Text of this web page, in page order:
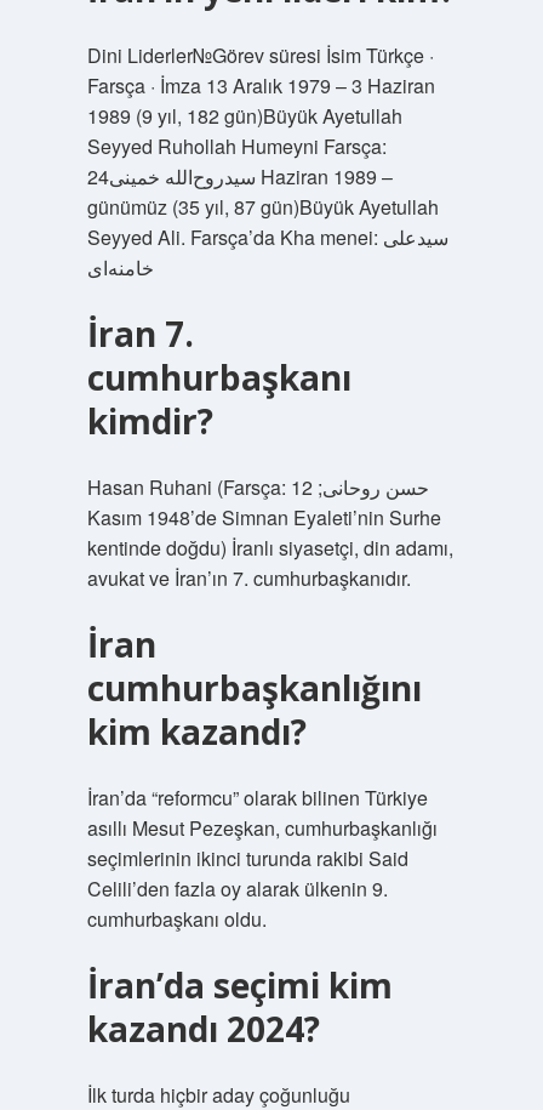
Dini Liderler№Görev süresi İsim Türkçe ·
Farsça · İmza 13 Aralık 1979 – 3 Haziran
1989 (9 yıl, 182 gün)Büyük Ayetullah
Seyyed Ruhollah Humeyni Farsça:
سیدروح‌الله خمینی24 Haziran 1989 –
günümüz (35 yıl, 87 gün)Büyük Ayetullah
Seyyed Ali. Farsça’da Kha menei: سیدعلی
خامنه‌ای
İran 7.
cumhurbaşkanı
kimdir?
Hasan Ruhani (Farsça: حسن روحانی; 12
Kasım 1948’de Simnan Eyaleti’nin Surhe
kentinde doğdu) İranlı siyasetçi, din adamı,
avukat ve İran’ın 7. cumhurbaşkanıdır.
İran
cumhurbaşkanlığını
kim kazandı?
İran’da “reformcu” olarak bilinen Türkiye
asıllı Mesut Pezeşkan, cumhurbaşkanlığı
seçimlerinin ikinci turunda rakibi Said
Celili’den fazla oy alarak ülkenin 9.
cumhurbaşkanı oldu.
İran’da seçimi kim
kazandı 2024?
İlk turda hiçbir aday çoğunluğu